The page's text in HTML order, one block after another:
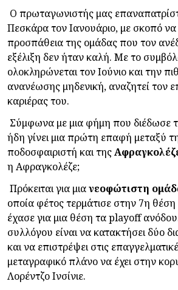
Ο πρωταγωνιστής μας
Πεσκάρα τον Ιανουάριο, με σκοπό
προσπάθεια της ομάδας που τον
εξέλιξη δεν ήταν καλή. Με το
ολοκληρώνεται τον Ιούνιο και την
ανανέωσης μηδενική, αναζητεί τον
καριέρας του.
Σύμφωνα με μια φήμη που διέδωσε
ήδη γίνει μια πρώτη επαφή μεταξύ
ποδοσφαιριστή και της
η Αφραγκολέζε;
Πρόκειται για μιανεοφώτιστη
οποία φέτος τερμάτισε στην 7η θέση
έχασε για μια θέση τα playoff
συλλόγου είναι να κατακτήσει δύο
και να επιστρέψει στις
μεταγραφικό πλάνο να έχει στην
Λορέντζο Ινσίνιε.